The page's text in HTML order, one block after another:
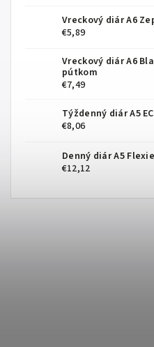
Vreckový diár A6
€5,89
Vreckový diár A6
pútkom
€7,49
Týždenný diár A5
€8,06
Denný diár A5
€12,12